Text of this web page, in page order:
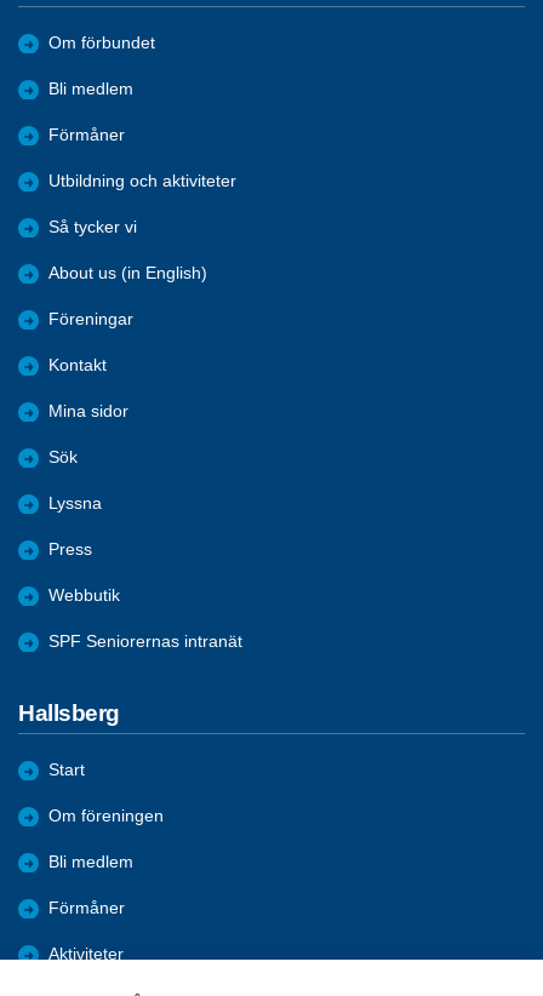
Om förbundet
Bli medlem
Förmåner
Utbildning och aktiviteter
Så tycker vi
About us (in English)
Föreningar
Kontakt
Mina sidor
Sök
Lyssna
Press
Webbutik
SPF Seniorernas intranät
Hallsberg
Start
Om föreningen
Bli medlem
Förmåner
Aktiviteter